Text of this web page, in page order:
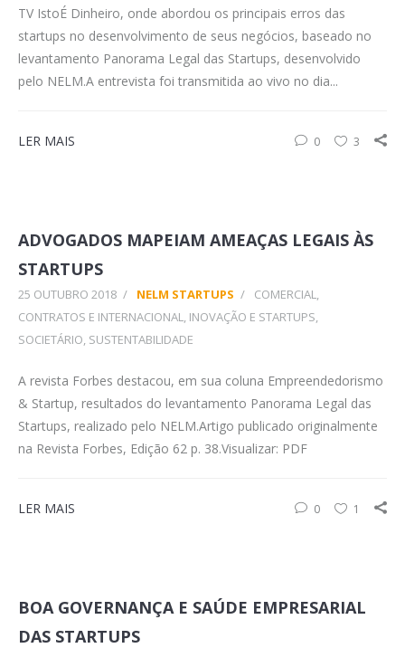
TV IstoÉ Dinheiro, onde abordou os principais erros das
startups no desenvolvimento de seus negócios, baseado no
levantamento Panorama Legal das Startups, desenvolvido
pelo NELM.A entrevista foi transmitida ao vivo no dia...
LER MAIS 0 3
ADVOGADOS MAPEIAM AMEAÇAS LEGAIS ÀS
STARTUPS
25 OUTUBRO 2018 / NELM STARTUPS /
COMERCIAL,
CONTRATOS E INTERNACIONAL, INOVAÇÃO E STARTUPS,
SOCIETÁRIO, SUSTENTABILIDADE
A revista Forbes destacou, em sua coluna Empreendedorismo
& Startup, resultados do levantamento Panorama Legal das
Startups, realizado pelo NELM.Artigo publicado originalmente
na Revista Forbes, Edição 62 p. 38.Visualizar: PDF
LER MAIS 0 1
BOA GOVERNANÇA E SAÚDE EMPRESARIAL
DAS STARTUPS